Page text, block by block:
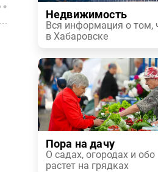
Недвижимость
Вся информация о том,
в Хабаровске
Пора на дачу
О садах, огородах и обо
растет на грядках